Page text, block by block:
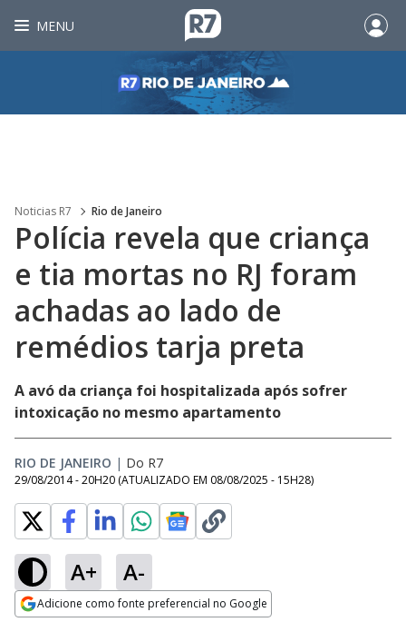
MENU
Noticias R7 Rio de Janeiro
Polícia revela que criança
e tia mortas no RJ foram
achadas ao lado de
remédios tarja preta
A avó da criança foi hospitalizada após sofrer
intoxicação no mesmo apartamento
RIO DE JANEIRO | Do R7
29/08/2014 - 20H20 (ATUALIZADO EM 08/08/2025 - 15H28)
A+ A-
Adicione como fonte preferencial no Google